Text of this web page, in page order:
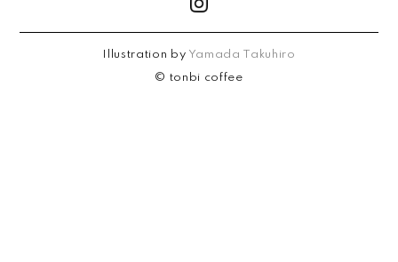
Illustration by Yamada Takuhiro
© tonbi coffee